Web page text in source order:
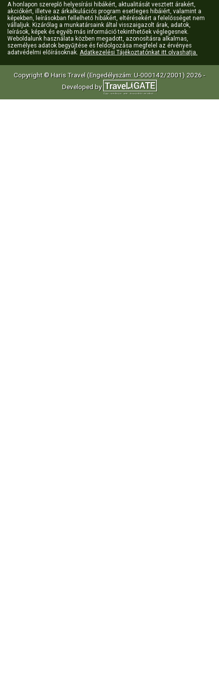
A honlapon szereplő helyesírási hibákért, aktualitását vesztett árakért,
akciókért, illetve az árkalkulációs program esetleges hibáiért, valamint a
képekben, leírásokban fellelhető hibákért, eltérésekért a felelősséget nem
vállaljuk. Kizárólag a munkatársaink által visszaigazolt árak, adatok,
leírások, képek és egyéb más információ tekinthetőek véglegesnek.
Weboldalunk használata közben megadott, azonosításra alkalmas,
személyes adatok begyűjtése és feldolgozása megfelel az érvényes
adatvédelmi előírásoknak. Adatkezelési Tájékoztatónkat itt olvashatja.
Copyright © Haris Travel (Engedélyszám: U-000142/2001) 2026 -
Developed by